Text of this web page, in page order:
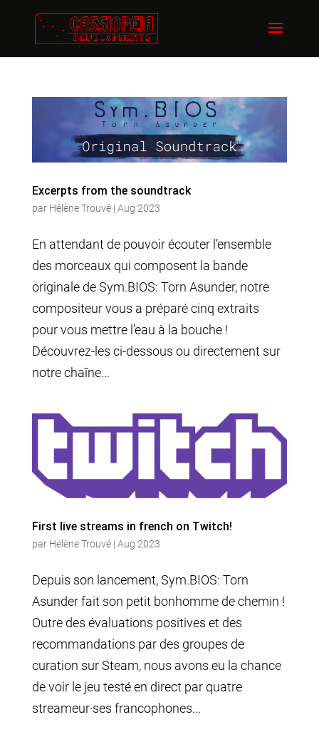
Excerpts from the soundtrack
par Hélène Trouvé| Aug 2023
En attendant de pouvoir écouter l’ensemble
des morceaux qui composent la bande
originale de Sym.BIOS: Torn Asunder, notre
compositeur vous a préparé cinq extraits
pour vous mettre l’eau à la bouche !
Découvrez-les ci-dessous ou directement sur
notre chaîne...
First live streams in french on Twitch!
par Hélène Trouvé| Aug 2023
Depuis son lancement, Sym.BIOS: Torn
Asunder fait son petit bonhomme de chemin !
Outre des évaluations positives et des
recommandations par des groupes de
curation sur Steam, nous avons eu la chance
de voir le jeu testé en direct par quatre
streameur·ses francophones...